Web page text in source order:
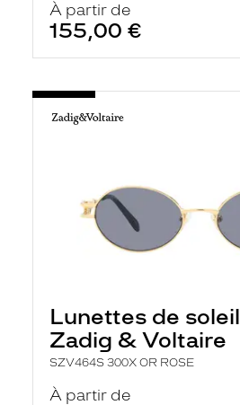
À partir de
155,00 €
Lunettes de soleil
Zadig & Voltaire
SZV464S 300X OR ROSE
À partir de